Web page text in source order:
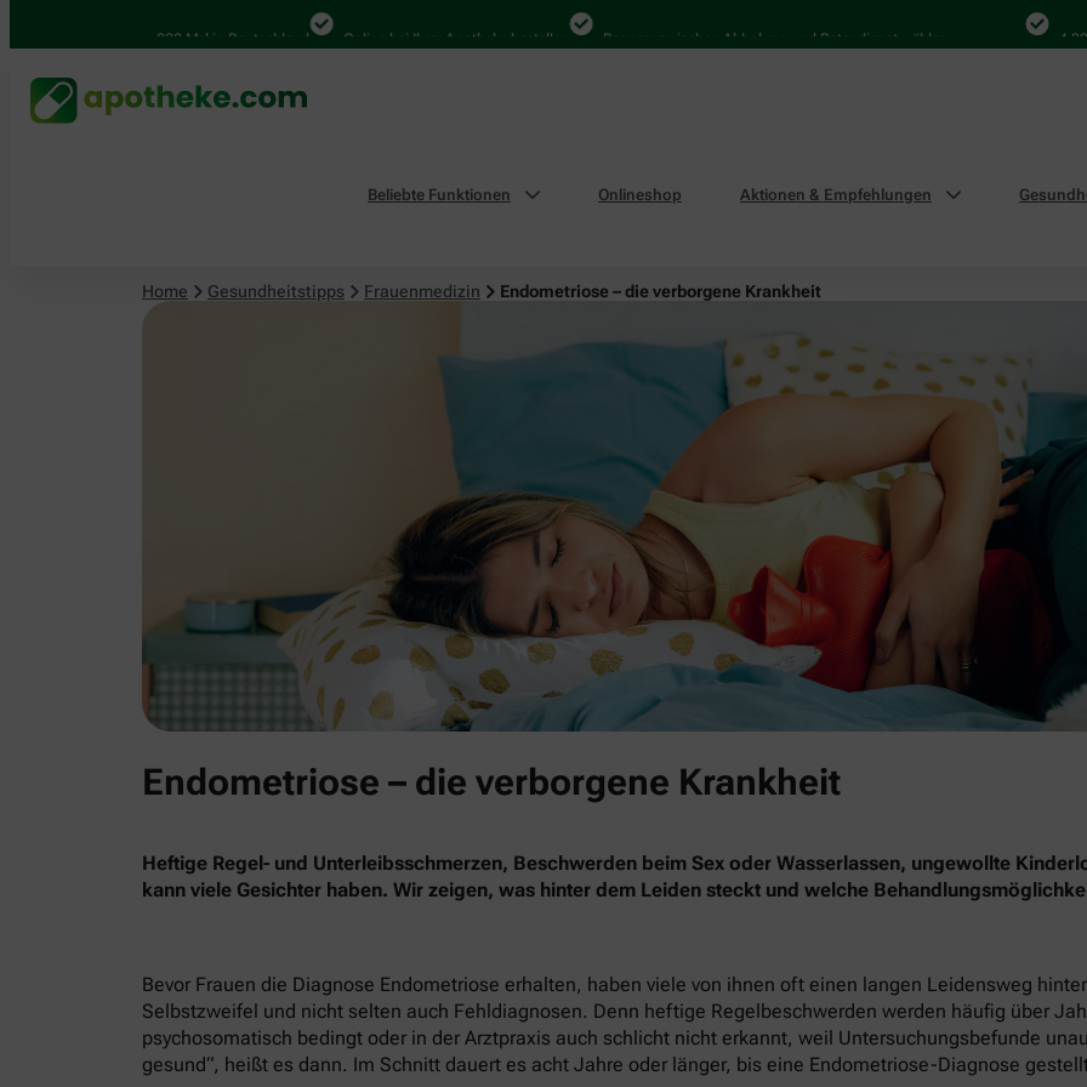
4.000 Mal in Deutschland Online bei Ihrer Apotheke bestellen Bequem zwischen Abholung und Botendienst wählen 4.000
Beliebte Funktionen Onlineshop Aktionen & Empfehlungen
Home Gesundheitstipps Frauenmedizin Endometriose – die verborgene Krankheit
Endometriose – die verborgene Krankheit
Heftige Regel- und Unterleibsschmerzen, Beschwerden beim Sex oder Wasserlassen, ungewollte
kann viele Gesichter haben. Wir zeigen, was hinter dem Leiden steckt und welche
Bevor Frauen die Diagnose Endometriose erhalten, haben viele von ihnen oft einen langen Leidensweg
Selbstzweifel und nicht selten auch Fehldiagnosen. Denn heftige Regelbeschwerden werden häufig über
psychosomatisch bedingt oder in der Arztpraxis auch schlicht nicht erkannt, weil Untersuchungsbefunde
gesund“, heißt es dann. Im Schnitt dauert es acht Jahre oder länger, bis eine Endometriose-Diagnose